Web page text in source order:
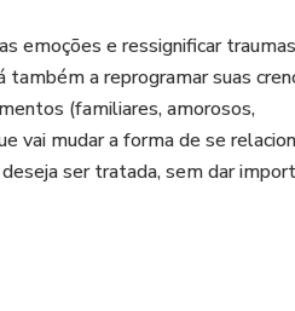
emoções e ressignificar
a reprogramar suas
(familiares, amorosos,
vai mudar a forma de se
ser tratada, sem dar